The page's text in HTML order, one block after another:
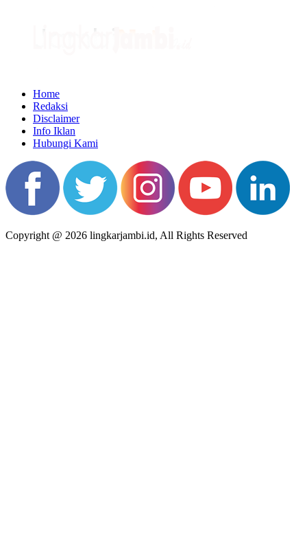
Home
Redaksi
Disclaimer
Info Iklan
Hubungi Kami
Copyright @ 2026 lingkarjambi.id, All Rights Reserved